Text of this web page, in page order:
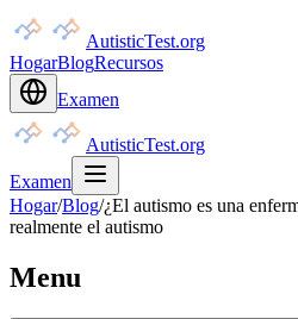
AutisticTest.org
HogarBlogRecursos
Examen
AutisticTest.org
Examen
Hogar/Blog/¿El autismo es una
realmente el autismo
Menu